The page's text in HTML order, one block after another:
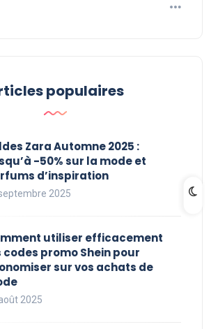
populaires
Zara Automne 2025 :
-50% sur la mode et
d’inspiration
2025
utiliser efficacement
codes promo Shein pour
sur vos achats de
2025